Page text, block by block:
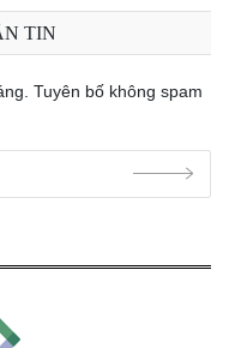
TIN
Tuyên bố không spam